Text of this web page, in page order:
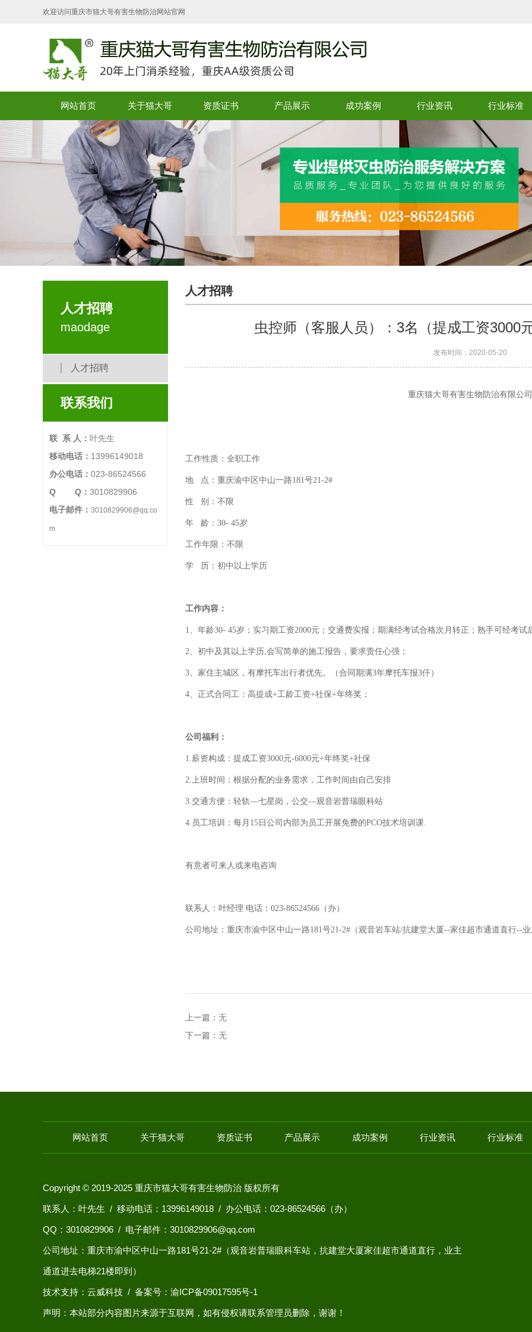
欢迎访问重庆市猫大哥有害生物防治网站官网
网站首页 关于猫大哥 资质证书 产品展示 成功案例 行业资讯 行业标准
人才招聘
maodage
人才招聘
联系我们
联 系 人： 叶先生
移动电话： 13996149018
办公电话： 023-86524566
Q Q： 3010829906
电子邮件： 3010829906@qq.co
m
人才招聘
虫控师（客服人员）：3名（提成工资3000
发布时间：2020-05-20
重庆猫大哥有害生物防治有限公司
工作性质：全职工作
地 点：重庆渝中区中山一路181号21-2#
性 别：不限
年 龄： 30- 45岁
工作年限：不限
学 历：初中以上学历
工作内容：
1、年龄30- 45岁；实习期工资2000元；交通费实报；期满经考试合格次月转正；熟手可经考试
2、初中及其以上学历,会写简单的施工报告，要求责任心强；
3、家住主城区，有摩托车出行者优先。（合同期满3年摩托车报3仟）
4、正式合同工：高提成+工龄工资+社保+年终奖；
公司福利：
1.薪资构成：提成工资3000元-6000元+年终奖+社保
2.上班时间：根据分配的业务需求，工作时间由自己安排
3.交通方便：轻轨—七星岗，公交—观音岩普瑞眼科站
4.员工培训：每月15日公司内部为员工开展免费的PCO技术培训课.
有意者可来人或来电咨询
联系人：叶经理 电话：023-86524566（办）
公司地址：重庆市渝中区中山一路181号21-2#（观音岩车站/抗建堂大厦--家佳超市通道直行--业
上一篇： 无
下一篇： 无
网站首页 关于猫大哥 资质证书 产品展示 成功案例 行业资讯 行业标准
Copyright © 2019-2025 重庆市猫大哥有害生物防治 版权所有
联系人：叶先生 / 移动电话：13996149018 / 办公电话：023-86524566（办）
QQ： 3010829906 / 电子邮件：3010829906@qq.com
公司地址：重庆市渝中区中山一路181号21-2#（观音岩普瑞眼科车站，抗建堂大厦家佳超市通道直行，业主
通道进去电梯21楼即到）
技术支持：云威科技 / 备案号：渝ICP备09017595号-1
声明：本站部分内容图片来源于互联网，如有侵权请联系管理员删除，谢谢！